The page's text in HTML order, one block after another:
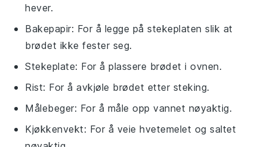
hever.
Bakepapir: For å legge på stekeplaten slik at
brødet ikke fester seg.
Stekeplate: For å plassere brødet i ovnen.
Rist: For å avkjøle brødet etter steking.
Målebeger: For å måle opp vannet nøyaktig.
Kjøkkenvekt: For å veie hvetemelet og saltet